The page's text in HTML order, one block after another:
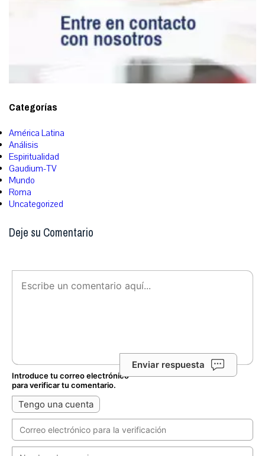
Categorías
América Latina
Análisis
Espiritualidad
Gaudium-TV
Mundo
Roma
Uncategorized
Deje su Comentario
Enviar respuesta
Introduce tu correo electrónico
para verificar tu comentario.
Tengo una cuenta